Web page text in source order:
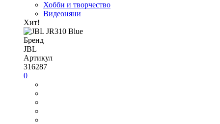
Хобби и творчество
Видеоняни
Хит!
Бренд
JBL
Артикул
316287
0